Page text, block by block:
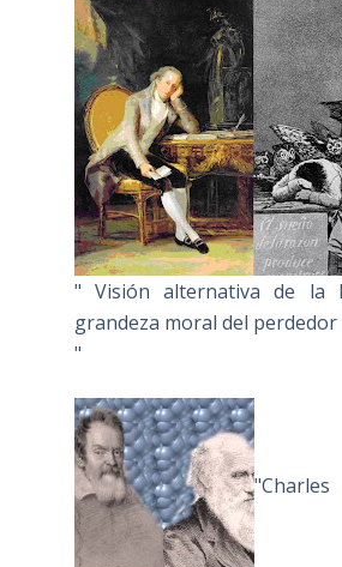
" Visión alternativa de la
grandeza moral del perdedor
"